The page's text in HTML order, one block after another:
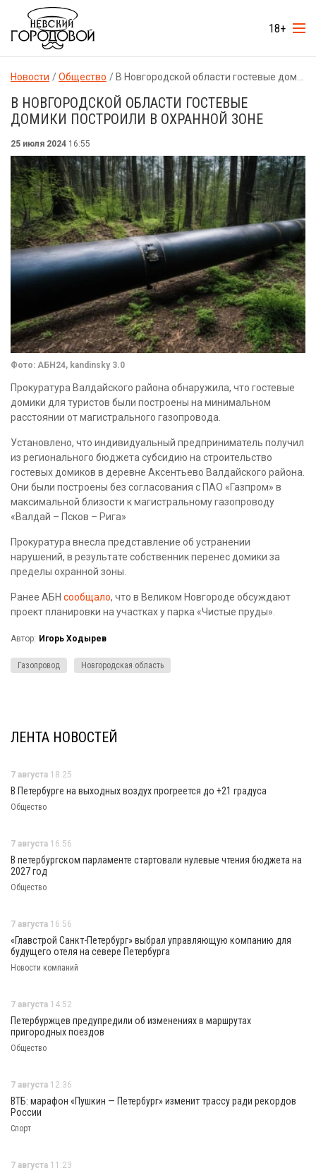
18+
Новости Общество В Новгородской области гостевые домики построили в охранной зоне
В НОВГОРОДСКОЙ ОБЛАСТИ ГОСТЕВЫЕ
ДОМИКИ ПОСТРОИЛИ В ОХРАННОЙ ЗОНЕ
25 июля 2024 16:55
Фото: АБН24, kandinsky 3.0
Прокуратура Валдайского района обнаружила, что гостевые
домики для туристов были построены на минимальном
расстоянии от магистрального газопровода.
Установлено, что индивидуальный предприниматель получил
из регионального бюджета субсидию на строительство
гостевых домиков в деревне Аксентьево Валдайского района.
Они были построены без согласования с ПАО «Газпром» в
максимальной близости к магистральному газопроводу
«Валдай – Псков – Рига»
Прокуратура внесла представление об устранении
нарушений, в результате собственник перенес домики за
пределы охранной зоны.
Ранее АБН сообщало, что в Великом Новгороде обсуждают
проект планировки на участках у парка «Чистые пруды».
Автор: Игорь Ходырев
Газопровод Новгородская область
ЛЕНТА НОВОСТЕЙ
7 августа 18:25
В Петербурге на выходных воздух прогреется до +21 градуса
Общество
7 августа 16:56
В петербургском парламенте стартовали нулевые чтения бюджета на
2027 год
Общество
7 августа 16:56
«Главстрой Санкт-Петербург» выбрал управляющую компанию для
будущего отеля на севере Петербурга
Новости компаний
7 августа 14:52
Петербуржцев предупредили об изменениях в маршрутах
пригородных поездов
Общество
7 августа 12:36
ВТБ: марафон «Пушкин — Петербург» изменит трассу ради рекордов
России
Спорт
7 августа 11:23